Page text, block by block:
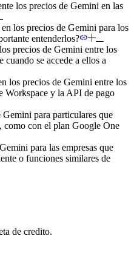
los precios de Gemini en las
los precios de Gemini para los
entenderlos?
precios de Gemini entre los
se accede a ellos a
los precios de Gemini entre los
Workspace y la API de pago
para particulares que
como con el plan Google One
para las empresas que
o funciones similares de
de credito.